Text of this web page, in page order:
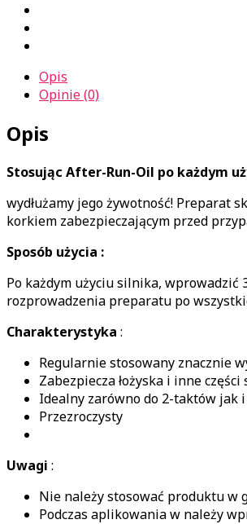
Opis
Opinie (0)
Opis
Stosując After-Run-Oil po każdym
wydłużamy jego żywotność! Preparat
korkiem zabezpieczającym przed
Sposób użycia :
Po każdym użyciu silnika, wprowadzić
rozprowadzenia preparatu po
Charakterystyka :
Regularnie stosowany znacznie
Zabezpiecza łożyska i inne
Idealny zarówno do 2-taktów jak
Przezroczysty
Uwagi :
Nie należy stosować produktu w
Podczas aplikowania w należy